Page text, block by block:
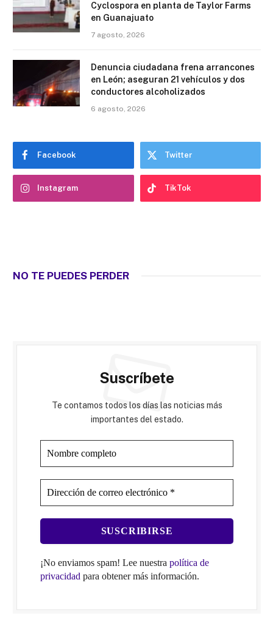
Cyclospora en planta de Taylor Farms
en Guanajuato
7 agosto, 2026
Denuncia ciudadana frena arrancones
en León; aseguran 21 vehículos y dos
conductores alcoholizados
6 agosto, 2026
Facebook Twitter
Instagram TikTok
NO TE PUEDES PERDER
Suscríbete
Te contamos todos los días las noticias más
importantes del estado.
¡No enviamos spam! Lee nuestra política de
privacidadpara obtener más información.